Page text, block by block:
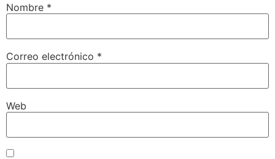
Nombre *
Correo electrónico *
Web